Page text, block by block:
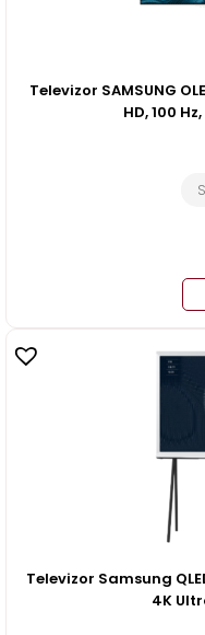
Televizor SAMSUNG
HD, 100
Televizor Samsung
4K